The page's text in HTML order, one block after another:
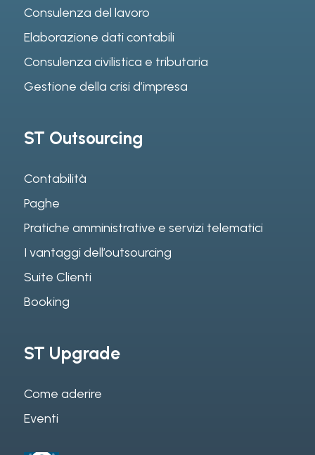
Consulenza del lavoro
Elaborazione dati contabili
Consulenza civilistica e tributaria
Gestione della crisi d’impresa
ST Outsourcing
Contabilità
Paghe
Pratiche amministrative e servizi telematici
I vantaggi dell’outsourcing
Suite Clienti
Booking
ST Upgrade
Come aderire
Eventi